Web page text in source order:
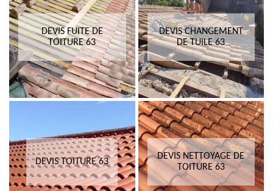
DEVIS FUITE DE
TOITURE 63
DEVIS CHANGEMENT
DE TUILE 63
DEVIS TOITURE 63
DEVIS NETTOYAGE DE
TOITURE 63